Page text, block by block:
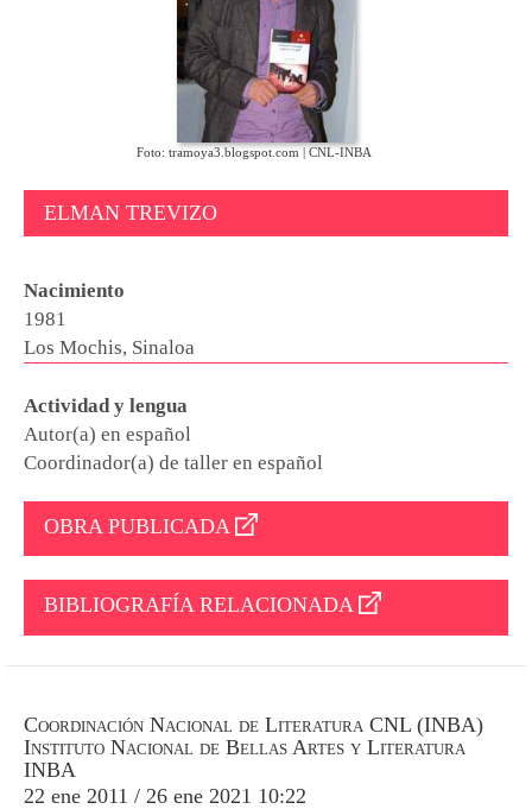
Foto: tramoya3.blogspot.com | CNL-INBA
ELMAN TREVIZO
Nacimiento
1981
Los Mochis, Sinaloa
Actividad y lengua
Autor(a) en español
Coordinador(a) de taller en español
OBRA PUBLICADA
BIBLIOGRAFÍA RELACIONADA
Coordinación Nacional de Literatura CNL (INBA)
Instituto Nacional de Bellas Artes y Literatura
INBA
22 ene 2011 / 26 ene 2021 10:22